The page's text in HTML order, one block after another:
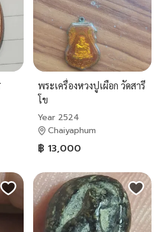
พระเครื่องหวงปูเผือก วัดสารี
โข
Year 2524
Chaiyaphum
฿ 13,000